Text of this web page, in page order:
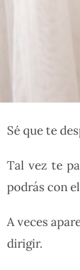
Sé que te
Tal vez te
podrás con
A veces
dirigir.